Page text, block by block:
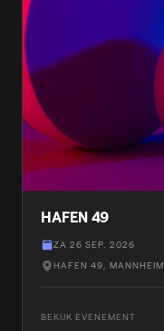
HAFEN 49
ZA 26 SEP. 2026
HAFEN 49, MANNHEIM
BEKIJK EVENEMENT